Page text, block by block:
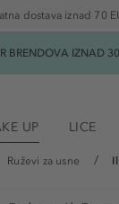
dostava iznad 70
BRENDOVA IZNAD
UP LICE
Ruževi za usne